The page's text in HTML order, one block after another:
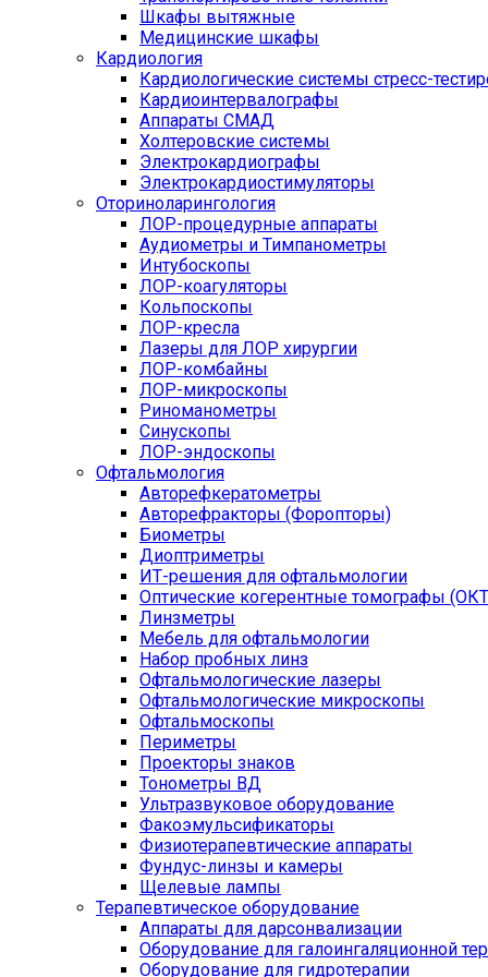
Шкафы вытяжные
Медицинские шкафы
Кардиология
Кардиологические системы стресс-
Кардиоинтервалографы
Аппараты СМАД
Холтеровские системы
Электрокардиографы
Электрокардиостимуляторы
Оториноларингология
ЛОР-процедурные аппараты
Аудиометры и Тимпанометры
Интубоскопы
ЛОР-коагуляторы
Кольпоскопы
ЛОР-кресла
Лазеры для ЛОР хирургии
ЛОР-комбайны
ЛОР-микроскопы
Риноманометры
Синускопы
ЛОР-эндоскопы
Офтальмология
Авторефкератометры
Авторефракторы (Форопторы)
Биометры
Диоптриметры
ИТ-решения для офтальмологии
Оптические когерентные томографы
Линзметры
Мебель для офтальмологии
Набор пробных линз
Офтальмологические лазеры
Офтальмологические микроскопы
Офтальмоскопы
Периметры
Проекторы знаков
Тонометры ВД
Ультразвуковое оборудование
Факоэмульсификаторы
Физиотерапевтические аппараты
Фундус-линзы и камеры
Щелевые лампы
Терапевтическое оборудование
Аппараты для дарсонвализации
Оборудование для галоингаляционной
Оборудование для гидротерапии